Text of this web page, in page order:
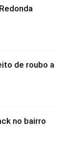
de roubo a
no bairro